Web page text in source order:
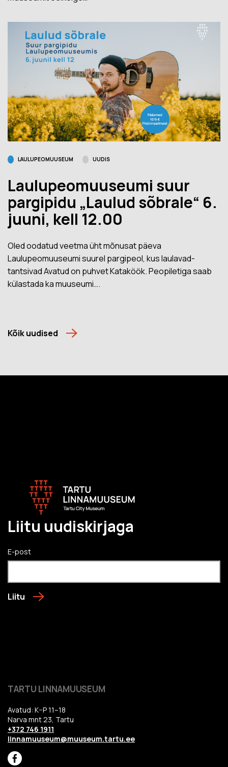
LAULUPEOMUUSEUM UUDIS
Laulupeomuuseumi suur
pargipidu „Laulud sõbrale“ 6.
juuni, kell 12.00
Oled oodatud veetma üht mõnusat päeva
Laulupeomuuseumi suurel pargipeol, kus laulavad-
tantsivad Avatud on puhvet Kataköök. Peopiletiga saab
külastada ka muuseumi….
Kõik uudised
Liitu uudiskirjaga
E-post
Liitu
TARTU LINNAMUUSEUM
Avatud: K–P 11–18
Narva mnt 23, Tartu
+372 746 1911
linnamuuseum@muuseum.tartu.ee